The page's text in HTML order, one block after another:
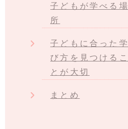
子どもが学べる場
所
子どもに合った学
び方を見つけるこ
とが大切
まとめ